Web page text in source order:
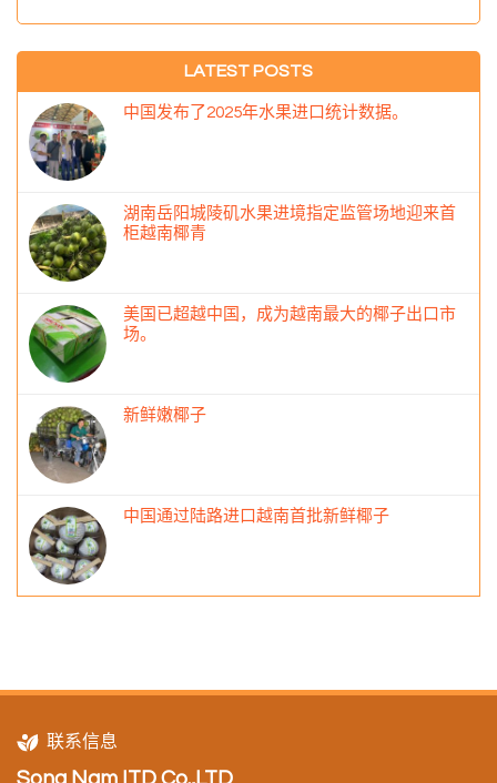
LATEST POSTS
中国发布了2025年水果进口统计数据。
湖南岳阳城陵矶水果进境指定监管场地迎来首
柜越南椰青
美国已超越中国，成为越南最大的椰子出口市
场。
新鲜嫩椰子
中国通过陆路进口越南首批新鲜椰子
联系信息
Song Nam ITD Co.,LTD